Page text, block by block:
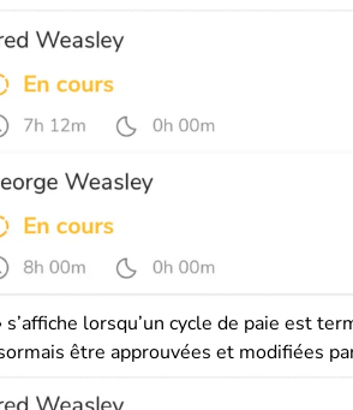
lorsqu’un cycle de paie est
être approuvées et modifiées